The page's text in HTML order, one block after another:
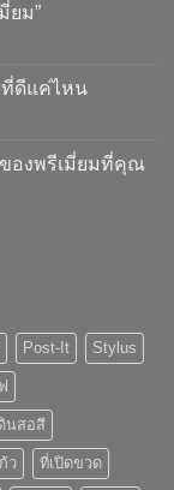
ยม”
ที่ดีแค่ไหน
องพรีเมี่ยมที่คุณ
Post-It Stylus
นสอสี
ว ที่เปิดขวด